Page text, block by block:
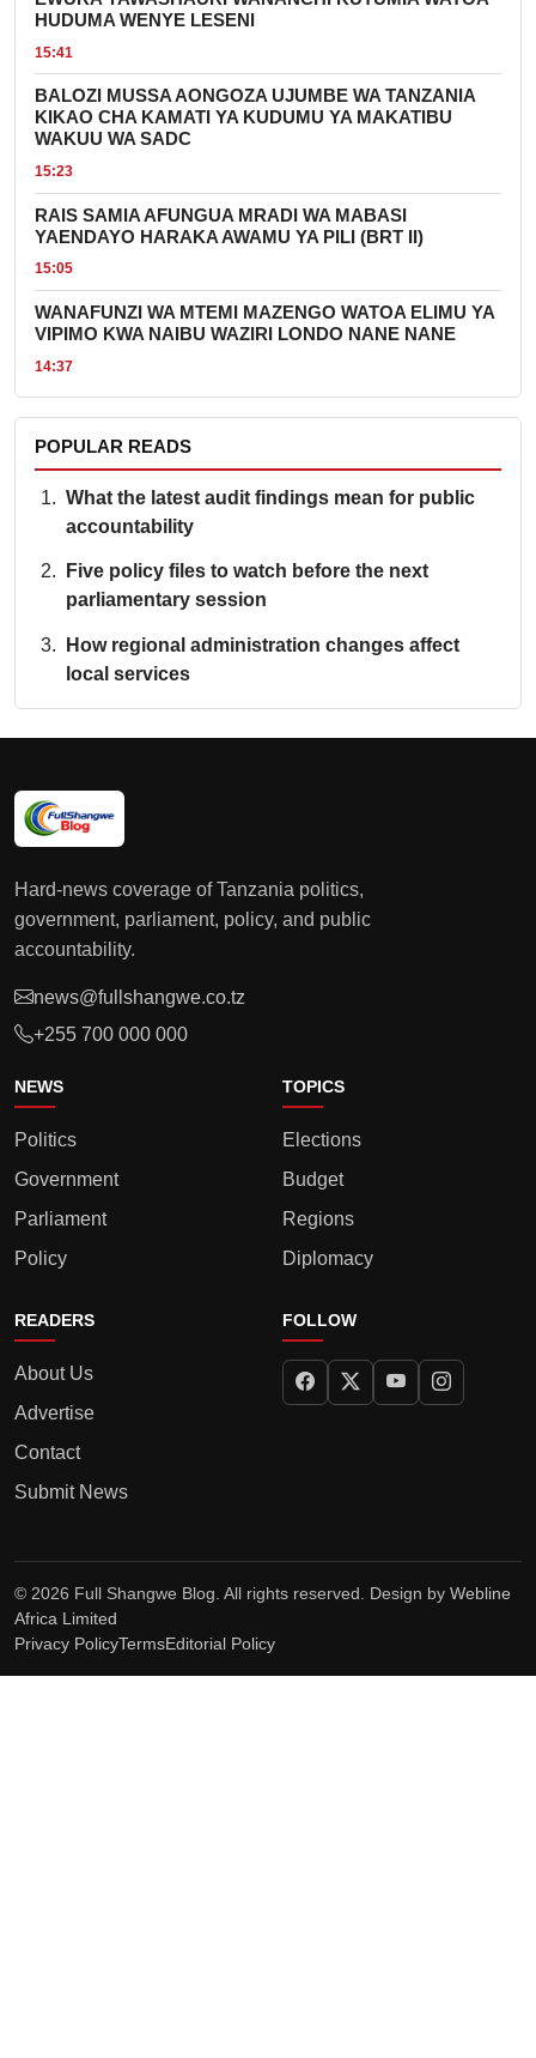
HUDUMA WENYE LESENI
15:41
BALOZI MUSSA AONGOZA UJUMBE WA TANZANIA
KIKAO CHA KAMATI YA KUDUMU YA MAKATIBU
WAKUU WA SADC
15:23
RAIS SAMIA AFUNGUA MRADI WA MABASI
YAENDAYO HARAKA AWAMU YA PILI (BRT II)
15:05
WANAFUNZI WA MTEMI MAZENGO WATOA ELIMU YA
VIPIMO KWA NAIBU WAZIRI LONDO NANE NANE
14:37
POPULAR READS
What the latest audit findings mean for public
accountability
Five policy files to watch before the next
parliamentary session
How regional administration changes affect
local services
Hard-news coverage of Tanzania politics,
government, parliament, policy, and public
accountability.
news@fullshangwe.co.tz
+255 700 000 000
NEWS
Politics
Government
Parliament
Policy
TOPICS
Elections
Budget
Regions
Diplomacy
READERS
About Us
Advertise
Contact
Submit News
FOLLOW
© 2026 Full Shangwe Blog. All rights reserved. Design by Webline
Africa Limited
Privacy PolicyTermsEditorial Policy